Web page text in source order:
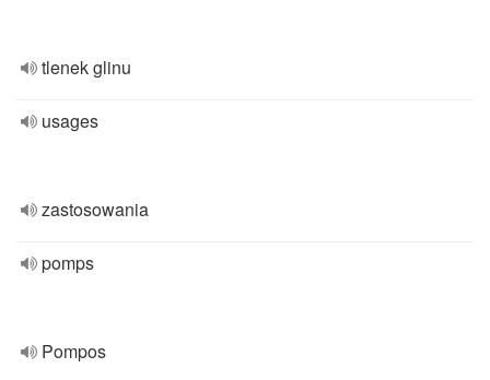
tlenek glinu
usages
zastosowania
pomps
Pompos